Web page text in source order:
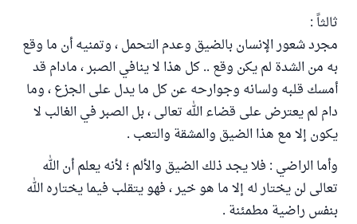
ثالثاً :
مجرد شعور الإنسان بالضيق وعدم التحمل ، وتمنيه أن ما وقع
به من الشدة لم يكن وقع .. كل هذا لا ينافي الصبر ، مادام قد
أمسك قلبه ولسانه وجوارحه عن كل ما يدل على الجزع ، وما
دام لم يعترض على قضاء الله تعالى ، بل الصبر في الغالب لا
يكون إلا مع هذا الضيق والمشقة والتعب .
وأما الراضي : فلا يجد ذلك الضيق والألم ؛ لأنه يعلم أن الله
تعالى لن يختار له إلا ما هو خير ، فهو يتقلب فيما يختاره الله
بنفس راضية مطمئنة .